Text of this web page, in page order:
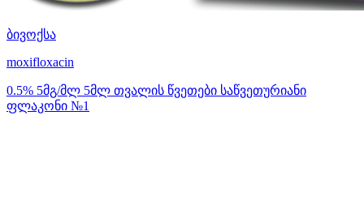
ბივოქსა
moxifloxacin
0.5% 5მგ/მლ 5მლ თვალის წვეთები საწვეთურიანი
ფლაკონი №1